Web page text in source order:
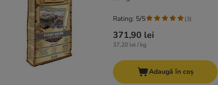
371,90 lei
37,20 lei / kg
Rating: 5/5 (3)
Adaugă în coș